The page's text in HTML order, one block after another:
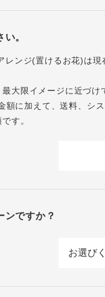
。
レンジ(置けるお花)は
大限イメージに近づけ
に加えて、送料、シ
す。
ンですか？